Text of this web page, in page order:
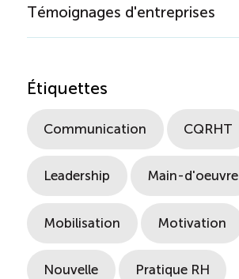
Témoignages d'entreprises
Étiquettes
Communication CQRHT
Leadership Main-d'oeuvre
Mobilisation Motivation
Nouvelle Pratique RH